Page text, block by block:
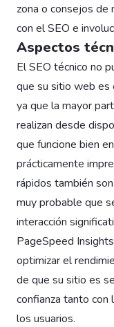
zona o consejos de
con el SEO e
Aspectos
El SEO técnico no
que su sitio web es
ya que la mayor
realizan desde
que funcione bien
prácticamente
rápidos también
muy probable que
interacción
PageSpeed
optimizar el
de que su sitio es
confianza tanto
los usuarios.